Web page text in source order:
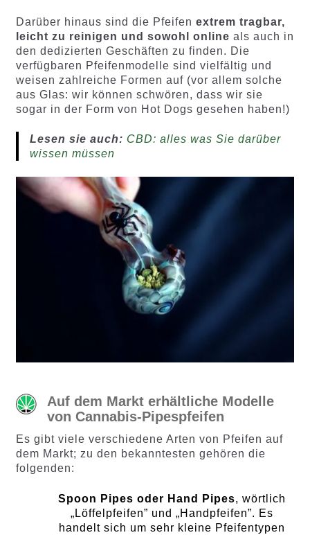
Darüber hinaus sind die Pfeifen extrem tragbar,
leicht zu reinigen und sowohl online als auch in
den dedizierten Geschäften zu finden. Die
verfügbaren Pfeifenmodelle sind vielfältig und
weisen zahlreiche Formen auf (vor allem solche
aus Glas: wir können schwören, dass wir sie
sogar in der Form von Hot Dogs gesehen haben!)
Lesen sie auch: CBD: alles was Sie darüber
wissen müssen
Auf dem Markt erhältliche Modelle
von Cannabis-Pipespfeifen
Es gibt viele verschiedene Arten von Pfeifen auf
dem Markt; zu den bekanntesten gehören die
folgenden:
Spoon Pipes oder Hand Pipes, wörtlich
„Löffelpfeifen” und „Handpfeifen”. Es
handelt sich um sehr kleine Pfeifentypen